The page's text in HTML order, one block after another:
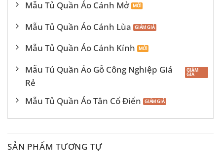
Mẫu Tủ Quần Áo Cánh Mở
Mẫu Tủ Quần Áo Cánh Lùa
Mẫu Tủ Quần Áo Cánh Kính
Mẫu Tủ Quần Áo Gỗ Công Nghiệp Giá
Rẻ
Mẫu Tủ Quần Áo Tân Cổ Điển
SẢN PHẨM TƯƠNG TỰ